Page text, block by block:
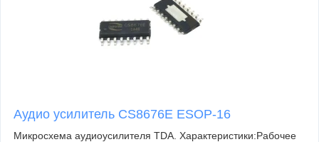
Аудио усилитель CS8676E ESOP-16
Микросхема аудиоусилителя TDA. Характеристики:Рабочее